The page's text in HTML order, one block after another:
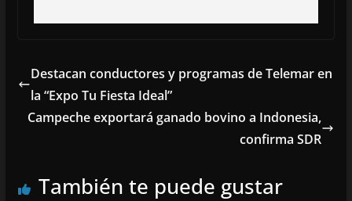
Destacan conductores y programas de Telemar en
la “Expo Tu Fiesta Ideal”
Campeche exportará ganado bovino a Indonesia,
confirma SDR
También te puede gustar